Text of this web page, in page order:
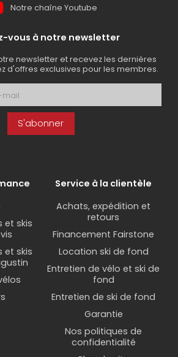
Notre chaîne Youtube
vous à notre newsletter
newsletter et recevez les dernières
d'offres exclusives pour les membres.
S'abonner
et skis
et skis
Service à la clientèle
Achats, expédition et
retours
Financement Fairstone
Location ski de fond
Entretien de vélo et ski de
fond
Entretien de ski de fond
Garantie
Nos politiques de
confidentialité